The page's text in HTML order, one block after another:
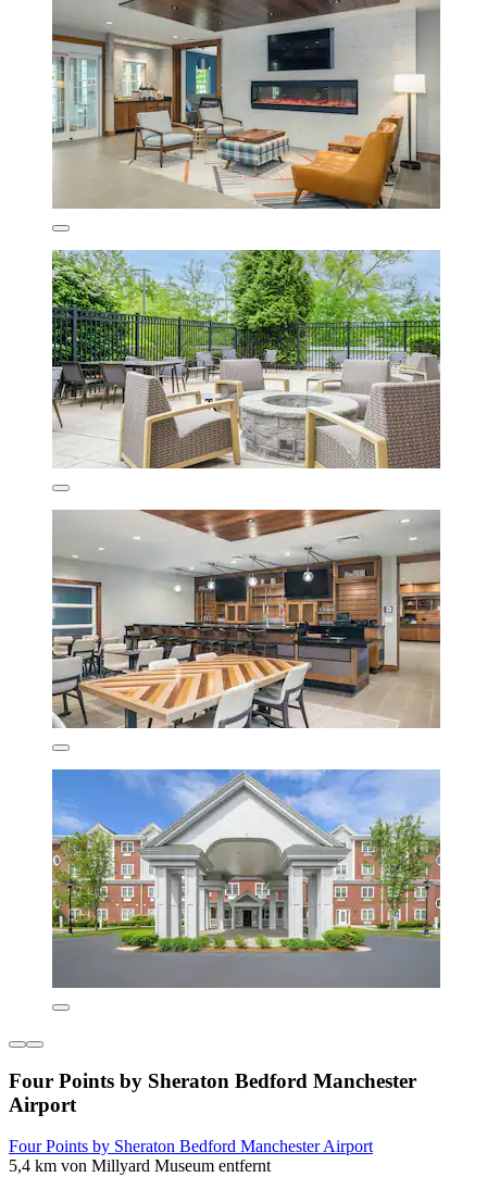
Four Points by Sheraton Bedford Manchester
Airport
Four Points by Sheraton Bedford Manchester Airport
5,4 km von Millyard Museum entfernt